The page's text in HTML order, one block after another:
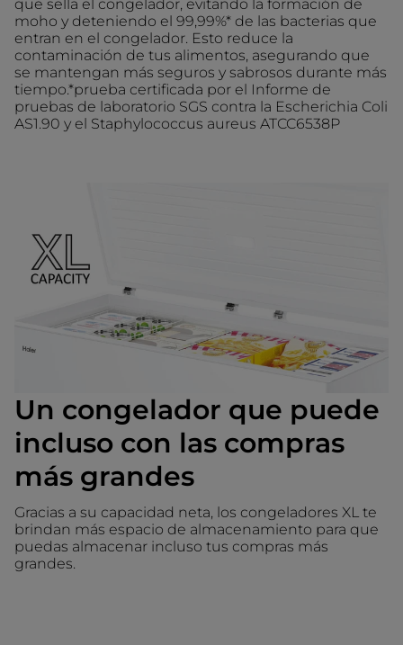
que sella el congelador, evitando la formación de
moho y deteniendo el 99,99%* de las bacterias que
entran en el congelador. Esto reduce la
contaminación de tus alimentos, asegurando que
se mantengan más seguros y sabrosos durante más
tiempo.*prueba certificada por el Informe de
pruebas de laboratorio SGS contra la Escherichia Coli
AS1.90 y el Staphylococcus aureus ATCC6538P
Un congelador que puede
incluso con las compras
más grandes
Gracias a su capacidad neta, los congeladores XL te
brindan más espacio de almacenamiento para que
puedas almacenar incluso tus compras más
grandes.